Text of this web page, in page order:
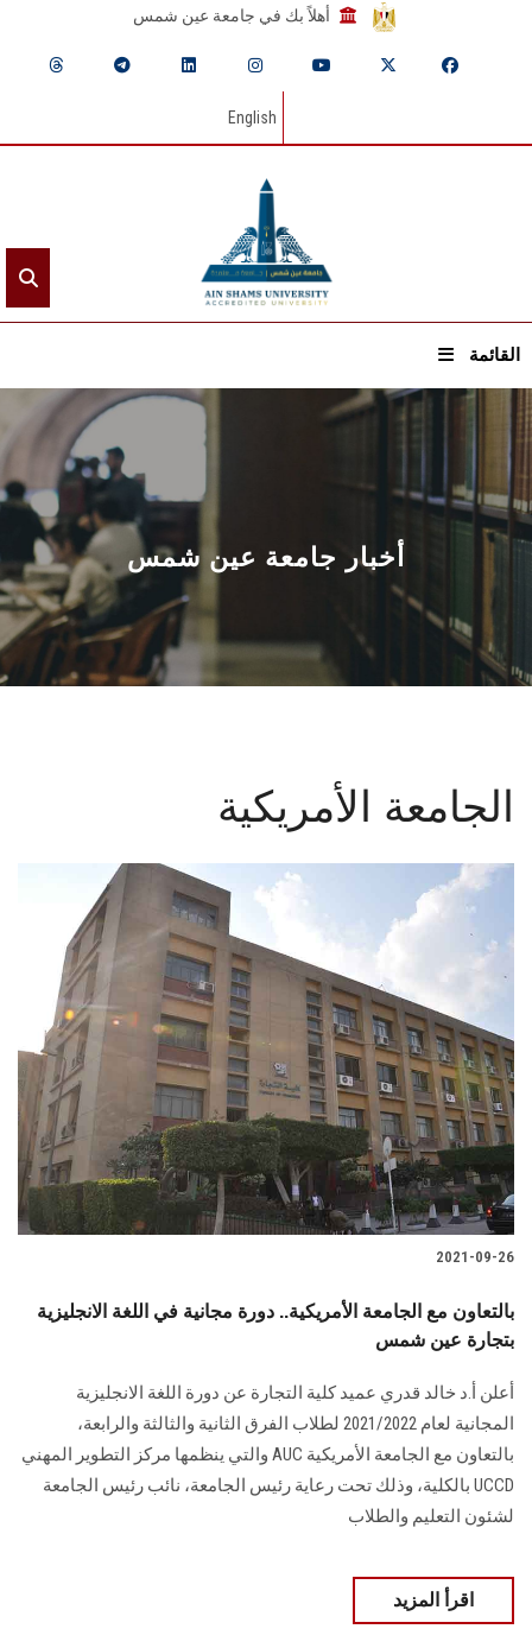
أهلاً بك في جامعة عين شمس
English
القائمة
الرئيسيـة
عن الجامعة
القطاعـات
الشئون الأكاديمية
البحث العلمي
الأنظمة الذكية
تواصل معنا
الطلاب
هيئة التدريس
الدراسات العليا
الزائـرون
سجل الان
أخبار جامعة عين شمس
الجامعة الأمريكية
2021-09-26
بالتعاون مع الجامعة الأمريكية.. دورة مجانية في اللغة الانجليزية
بتجارة عين شمس
أعلن أ.د خالد قدري عميد كلية التجارة عن دورة اللغة الانجليزية
المجانية لعام 2021/2022 لطلاب الفرق الثانية والثالثة والرابعة،
بالتعاون مع الجامعة الأمريكية AUC والتي ينظمها مركز التطوير المهني
UCCD بالكلية، وذلك تحت رعاية رئيس الجامعة، نائب رئيس الجامعة
لشئون التعليم والطلاب
اقرأ المزيد